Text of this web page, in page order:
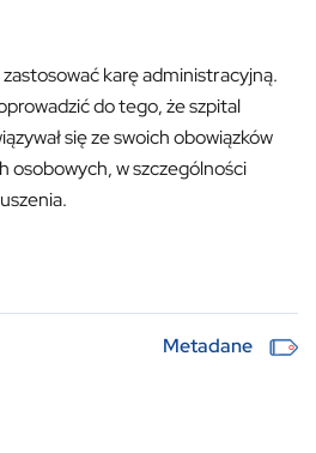
karę administracyjną.
do tego, że szpital
się ze swoich obowiązków
osobowych, w szczególności
Metadane